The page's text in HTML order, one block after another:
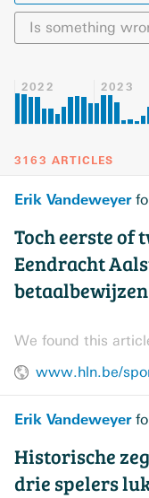
Is something
2022 2023
3163 ARTICLES
Erik Vandeweyer
Toch eerste of
Eendracht
We found this
Erik Vandeweyer
Historische
drie spelers